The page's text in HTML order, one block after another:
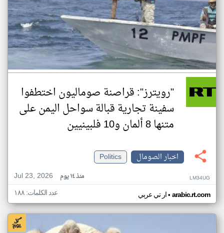
"رويترز": قراصنة صوماليون اختطفوا
سفينة تجارية قبالة سواحل اليمن على
متنها 8 ألمان و10 فلبينيين
اخبار الصومال
Politics
Jul 23, 2026
منذ ١٤ يوم LM34UG
ار تي عربي• arabic.rt.com عدد الكلمات: ١٨٨